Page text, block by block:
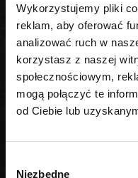
Wykorzystujemy pliki
reklam, aby oferować
analizować ruch w
korzystasz z naszej
społecznościowym,
mogą połączyć te
od Ciebie lub
Niezbędne